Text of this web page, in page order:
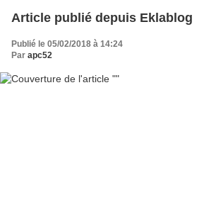
Article publié depuis Eklablog
Publié le 05/02/2018 à 14:24
Par apc52